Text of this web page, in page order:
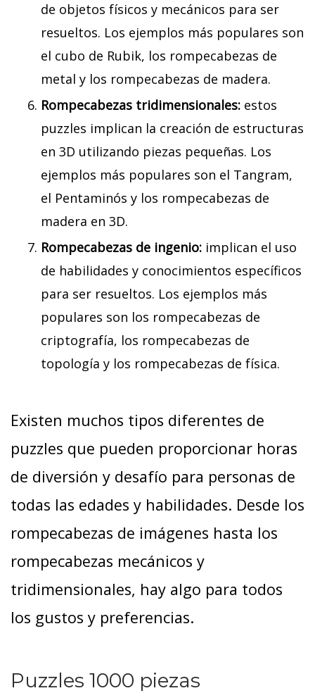
de objetos físicos y mecánicos para ser
resueltos. Los ejemplos más populares son
el cubo de Rubik, los rompecabezas de
metal y los rompecabezas de madera.
Rompecabezas tridimensionales: estos
puzzles implican la creación de estructuras
en 3D utilizando piezas pequeñas. Los
ejemplos más populares son el Tangram,
el Pentaminós y los rompecabezas de
madera en 3D.
Rompecabezas de ingenio: implican el uso
de habilidades y conocimientos específicos
para ser resueltos. Los ejemplos más
populares son los rompecabezas de
criptografía, los rompecabezas de
topología y los rompecabezas de física.
Existen muchos tipos diferentes de
puzzles que pueden proporcionar horas
de diversión y desafío para personas de
todas las edades y habilidades. Desde los
rompecabezas de imágenes hasta los
rompecabezas mecánicos y
tridimensionales, hay algo para todos
los gustos y preferencias.
Puzzles 1000 piezas